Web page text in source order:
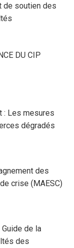
de soutien des
DU CIP
: Les mesures
dégradés
des
crise (MAESC)
de la
des